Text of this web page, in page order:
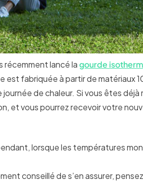
récemment lancé lagourde
est fabriquée à partir de matériaux
de chaleur. Si vous êtes déjà
et vous pourrez recevoir votre
lorsque les températures
conseillé de s’en assurer,